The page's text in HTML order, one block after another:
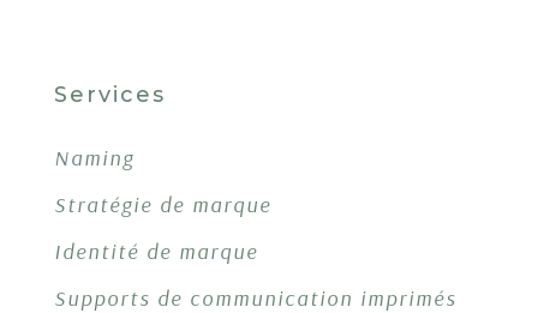
Services
Naming
Stratégie de marque
Identité de marque
Supports de communication imprimés